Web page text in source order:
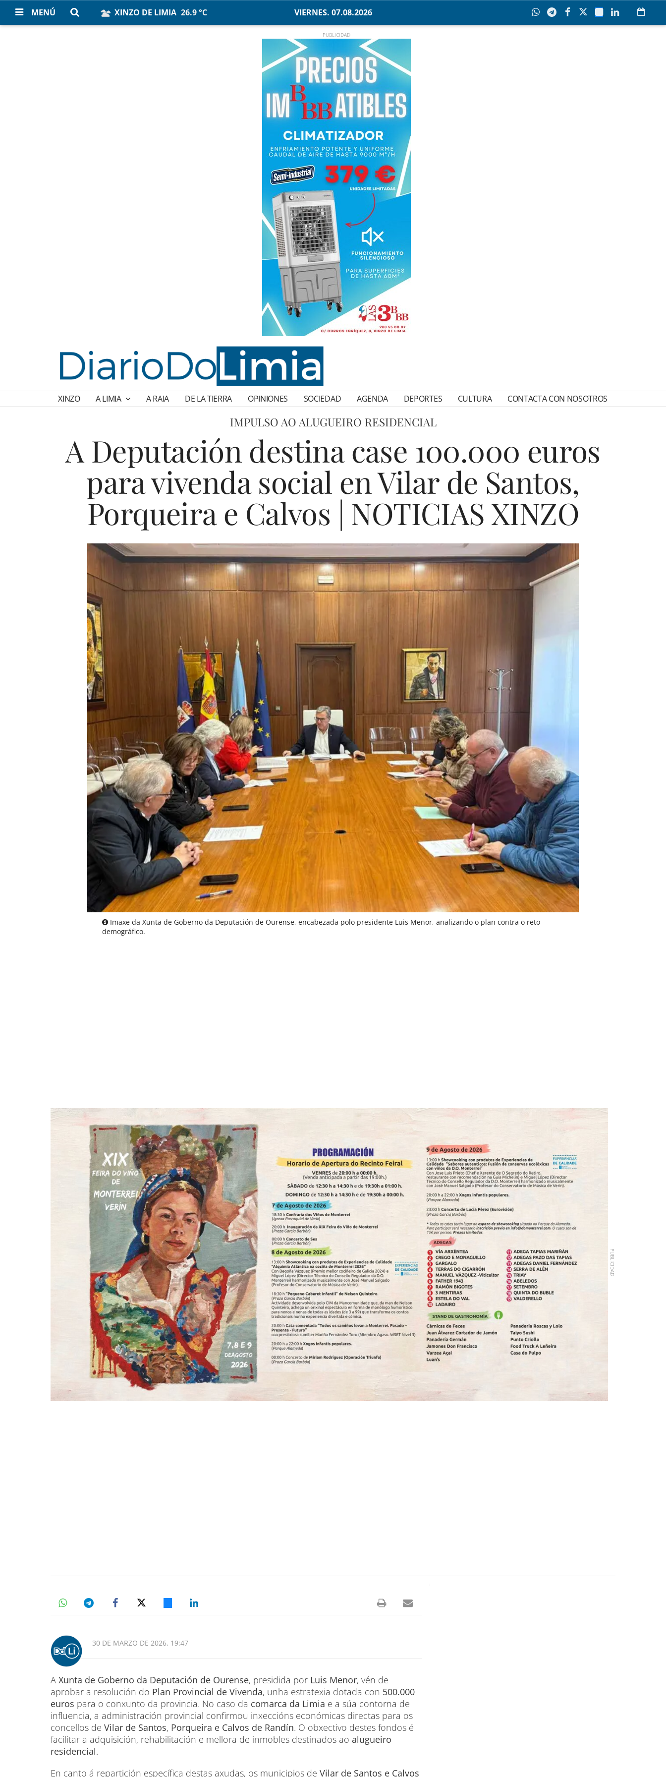
MENÚ XINZO DE LIMIA 26.9 °C VIERNES. 07.08.2026
XINZO A LIMIA A RAIA DE LA TIERRA OPINIONES SOCIEDAD AGENDA DEPORTES CULTURA CONTACTA CON NOSOTROS
IMPULSO AO ALUGUEIRO RESIDENCIAL
A Deputación destina case 100.000 euros
para vivenda social en Vilar de Santos,
Porqueira e Calvos | NOTICIAS XINZO
Imaxe da Xunta de Goberno da Deputación de Ourense, encabezada polo presidente Luis Menor, analizando o plan contra o reto
demográfico.
30 DE MARZO DE 2026, 19:47
A Xunta de Goberno da Deputación de Ourense, presidida por Luis Menor, vén de
aprobar a resolución do Plan Provincial de Vivenda, unha estratexia dotada con 500.000
euros para o conxunto da provincia. No caso da comarca da Limia e a súa contorna de
influencia, a administración provincial confirmou inxeccións económicas directas para os
concellos de Vilar de Santos, Porqueira e Calvos de Randín. O obxectivo destes fondos é
facilitar a adquisición, rehabilitación e mellora de inmobles destinados ao alugueiro
residencial.
En canto á repartición específica destas axudas, os municipios de Vilar de Santos e Calvos